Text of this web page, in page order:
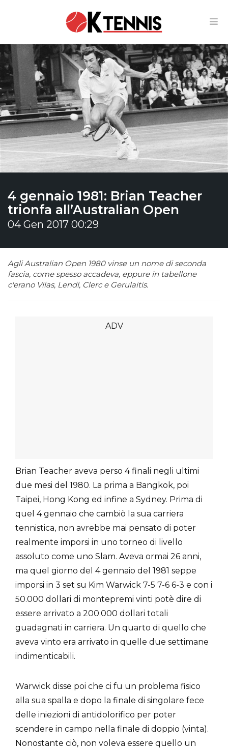
4 gennaio 1981: Brian Teacher
trionfa all’Australian Open
04 Gen 2017 00:29
Agli Australian Open 1980 vinse un nome di seconda
fascia, come spesso accadeva, eppure in tabellone
c'erano Vilas, Lendl, Clerc e Gerulaitis.
Brian Teacher aveva perso 4 finali negli ultimi
due mesi del 1980. La prima a Bangkok, poi
Taipei, Hong Kong ed infine a Sydney. Prima di
quel 4 gennaio che cambiò la sua carriera
tennistica, non avrebbe mai pensato di poter
realmente imporsi in uno torneo di livello
assoluto come uno Slam. Aveva ormai 26 anni,
ma quel giorno del 4 gennaio del 1981 seppe
imporsi in 3 set su Kim Warwick 7-5 7-6 6-3 e con i
50.000 dollari di montepremi vinti potè dire di
essere arrivato a 200.000 dollari totali
guadagnati in carriera. Un quarto di quello che
aveva vinto era arrivato in quelle due settimane
indimenticabili.
Warwick disse poi che ci fu un problema fisico
alla sua spalla e dopo la finale di singolare fece
delle iniezioni di antidolorifico per poter
scendere in campo nella finale di doppio (vinta).
Nonostante ciò, non voleva essere quello un